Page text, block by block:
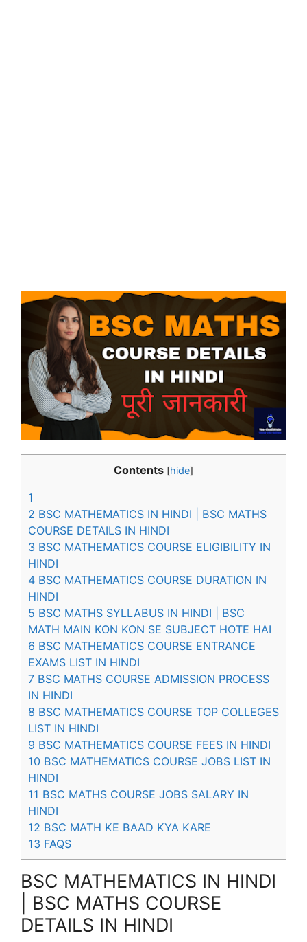
Contents [hide]
1
2 BSC MATHEMATICS IN HINDI | BSC MATHS
COURSE DETAILS IN HINDI
3 BSC MATHEMATICS COURSE ELIGIBILITY IN
HINDI
4 BSC MATHEMATICS COURSE DURATION IN
HINDI
5 BSC MATHS SYLLABUS IN HINDI | BSC
MATH MAIN KON KON SE SUBJECT HOTE HAI
6 BSC MATHEMATICS COURSE ENTRANCE
EXAMS LIST IN HINDI
7 BSC MATHS COURSE ADMISSION PROCESS
IN HINDI
8 BSC MATHEMATICS COURSE TOP COLLEGES
LIST IN HINDI
9 BSC MATHEMATICS COURSE FEES IN HINDI
10 BSC MATHEMATICS COURSE JOBS LIST IN
HINDI
11 BSC MATHS COURSE JOBS SALARY IN
HINDI
12 BSC MATH KE BAAD KYA KARE
13 FAQS
BSC MATHEMATICS IN HINDI
| BSC MATHS COURSE
DETAILS IN HINDI